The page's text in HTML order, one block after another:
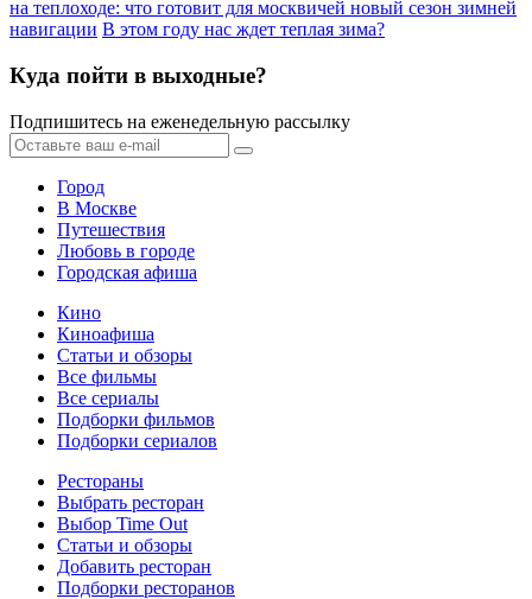
на теплоходе: что готовит для москвичей новый сезон зимней
навигации В этом году нас ждет теплая зима?
Куда пойти в выходные?
Подпишитесь на еженедельную рассылку
Город
В Москве
Путешествия
Любовь в городе
Городская афиша
Кино
Киноафиша
Статьи и обзоры
Все фильмы
Все сериалы
Подборки фильмов
Подборки сериалов
Рестораны
Выбрать ресторан
Выбор Time Out
Статьи и обзоры
Добавить ресторан
Подборки ресторанов